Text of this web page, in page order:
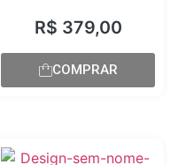
R$ 379,00
COMPRAR